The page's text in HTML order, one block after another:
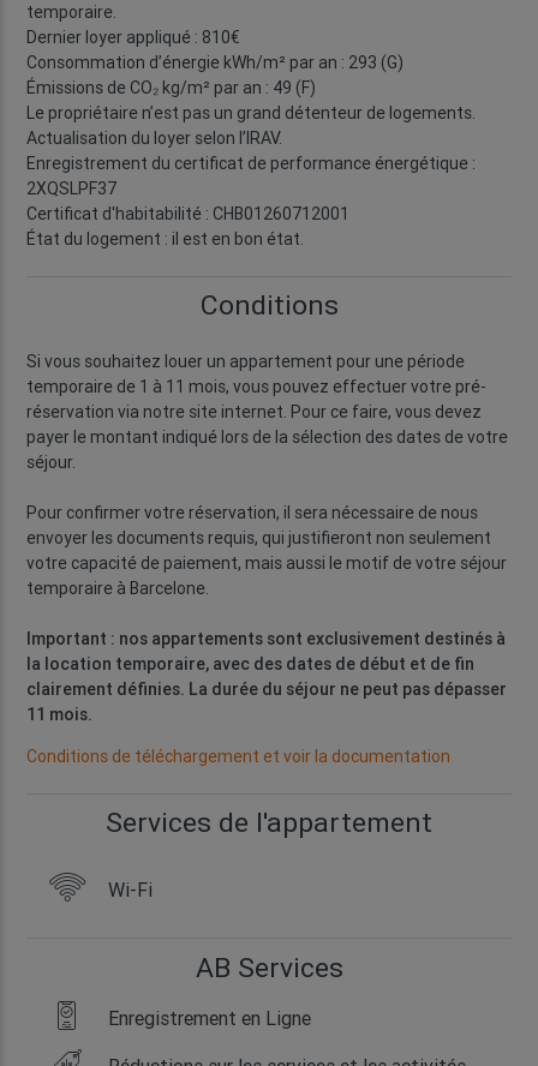
temporaire.
Dernier loyer appliqué : 810€
Consommation d’énergie kWh/m² par an : 293 (G)
Émissions de CO₂ kg/m² par an : 49 (F)
Le propriétaire n’est pas un grand détenteur de logements.
Actualisation du loyer selon l’IRAV.
Enregistrement du certificat de performance énergétique :
2XQSLPF37
Certificat d'habitabilité : CHB01260712001
État du logement : il est en bon état.
Conditions
Si vous souhaitez louer un appartement pour une période
temporaire de 1 à 11 mois, vous pouvez effectuer votre pré-
réservation via notre site internet. Pour ce faire, vous devez
payer le montant indiqué lors de la sélection des dates de votre
séjour.
Pour confirmer votre réservation, il sera nécessaire de nous
envoyer les documents requis, qui justifieront non seulement
votre capacité de paiement, mais aussi le motif de votre séjour
temporaire à Barcelone.
Important : nos appartements sont exclusivement destinés à
la location temporaire, avec des dates de début et de fin
clairement définies. La durée du séjour ne peut pas dépasser
11 mois.
Conditions de téléchargement et voir la documentation
Services de l'appartement
Wi-Fi
AB Services
Enregistrement en Ligne